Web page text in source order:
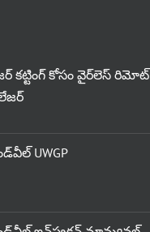
కట్టింగ్ కోసం వైర్‌లెస్ రిమోట్
UWGP